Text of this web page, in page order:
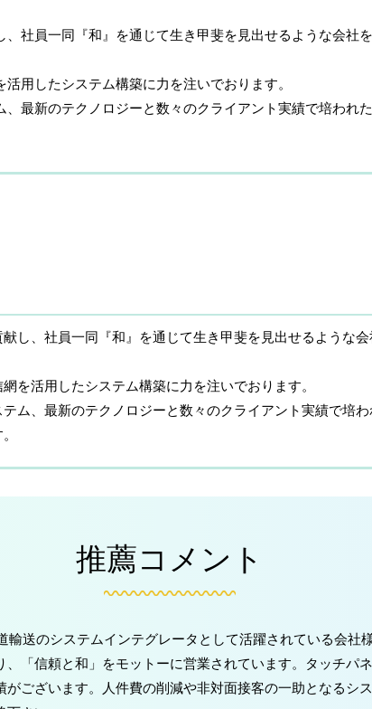
社員一同『和』を通じて生き甲斐を見出せるような会社
用したシステム構築に力を注いでおります。
最新のテクノロジーと数々のクライアント実績で培われ
し、社員一同『和』を通じて生き甲斐を見出せるような会
を活用したシステム構築に力を注いでおります。
ム、最新のテクノロジーと数々のクライアント実績で培わ
推薦コメント
送のシステムインテグレータとして活躍されている会社
「信頼と和」をモットーに営業されています。タッチパ
ございます。人件費の削減や非対面接客の一助となるシ